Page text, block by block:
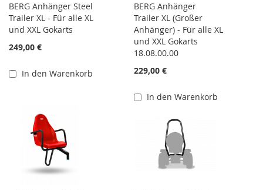
BERG Anhänger Steel
Trailer XL - Für alle XL
und XXL Gokarts
249,00 €
In den Warenkorb
BERG Anhänger
Trailer XL (Großer
Anhänger) - Für alle XL
und XXL Gokarts
18.08.00.00
229,00 €
In den Warenkorb